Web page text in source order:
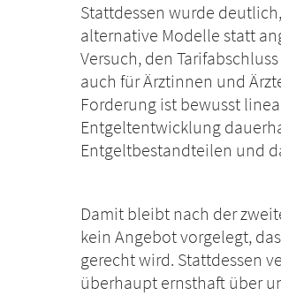
Stattdessen wurde
alternative Modelle statt
Versuch, den
auch für Ärztinnen und
Forderung ist bewusst
Entgeltentwicklung
Entgeltbestandteilen und
Damit bleibt nach der
kein Angebot vorgelegt,
gerecht wird. Stattdessen
überhaupt ernsthaft über